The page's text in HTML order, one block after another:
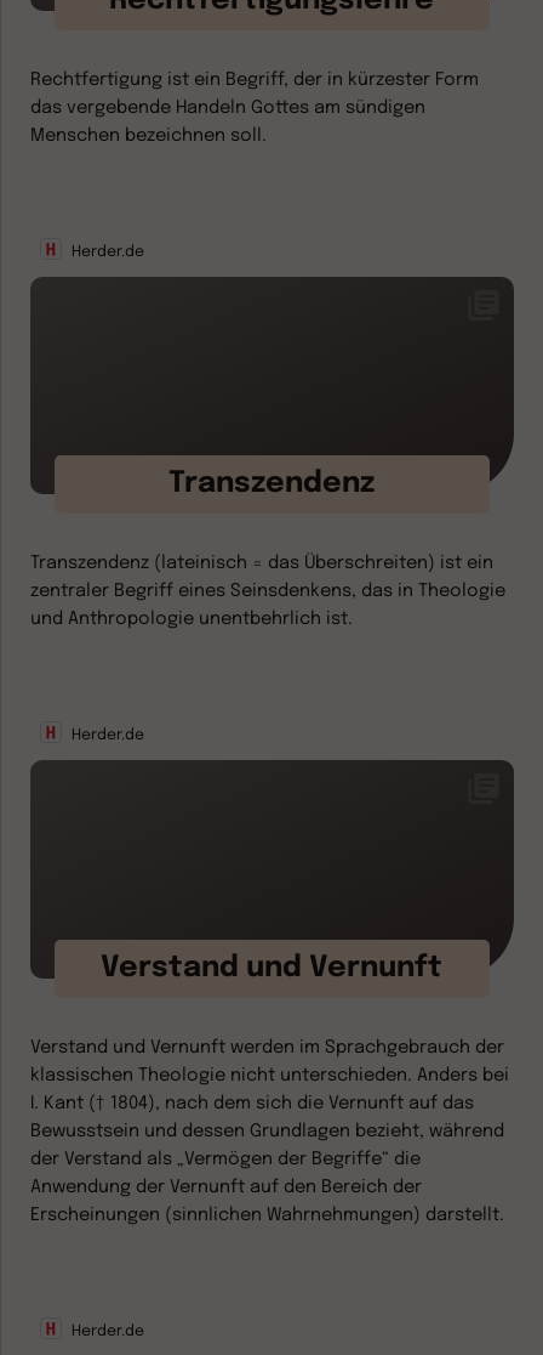
Rechtfertigung ist ein Begriff, der in kürzester Form
das vergebende Handeln Gottes am sündigen
Menschen bezeichnen soll.
Herder.de
Transzendenz
Transzendenz (lateinisch = das Überschreiten) ist ein
zentraler Begriff eines Seinsdenkens, das in Theologie
und Anthropologie unentbehrlich ist.
Herder.de
Verstand und Vernunft
Verstand und Vernunft werden im Sprachgebrauch der
klassischen Theologie nicht unterschieden. Anders bei
I. Kant († 1804), nach dem sich die Vernunft auf das
Bewusstsein und dessen Grundlagen bezieht, während
der Verstand als „Vermögen der Begriffe“ die
Anwendung der Vernunft auf den Bereich der
Erscheinungen (sinnlichen Wahrnehmungen) darstellt.
Herder.de